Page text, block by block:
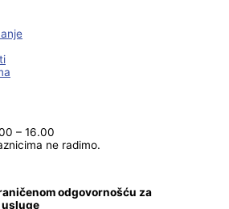
– 16.00
ne radimo.
odgovornošću za